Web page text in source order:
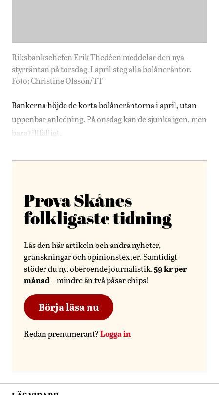
Riksbankschefen Erik Thedéen meddelar den nya
styrräntan på torsdag. I april steg alla bolåneräntor.
Foto: Christine Olsson/TT
Bankerna höjde de korta bolåneräntorna i april, utan
uppenbar anledning. På onsdag kan de sjunka igen, men
bara tillfälligt.
Prova Skånes
folkligaste tidning
Läs den här artikeln och andra nyheter,
granskningar och opinionstexter. Samtidigt
stöder du ny, oberoende journalistik.59 kr per
månad– mindre än två påsar chips!
Börja läsa nu
Redan prenumerant?Logga in